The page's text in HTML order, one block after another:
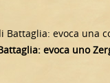
Battaglia: evoca una
evoca uno